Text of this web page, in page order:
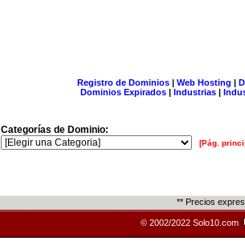
Registro de Dominios| Web Hosting |
Dominios Expirados | Industrias |
Categorías de Dominio:
[Pág.
** Precios
© 2002/2022 Solo10.com